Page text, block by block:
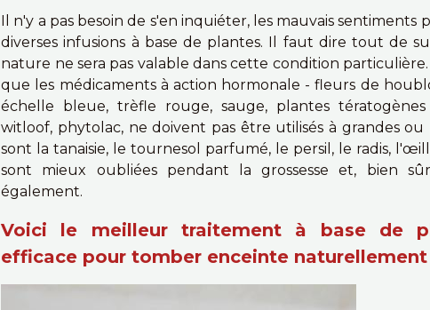
Il n'y a pas besoin de s'en inquiéter, les mauvais
diverses infusions à base de plantes. Il faut dire tout de
nature ne sera pas valable dans cette condition
que les médicaments à action hormonale - fleurs de
échelle bleue, trèfle rouge, sauge, plantes tératogènes
witloof, phytolac, ne doivent pas être utilisés à grandes ou
sont la tanaisie, le tournesol parfumé, le persil, le radis,
sont mieux oubliées pendant la grossesse et, bien
également.
Voici le meilleur traitement à base de
efficace pour tomber enceinte naturellement